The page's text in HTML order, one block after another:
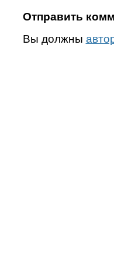
Отправить
Вы должны